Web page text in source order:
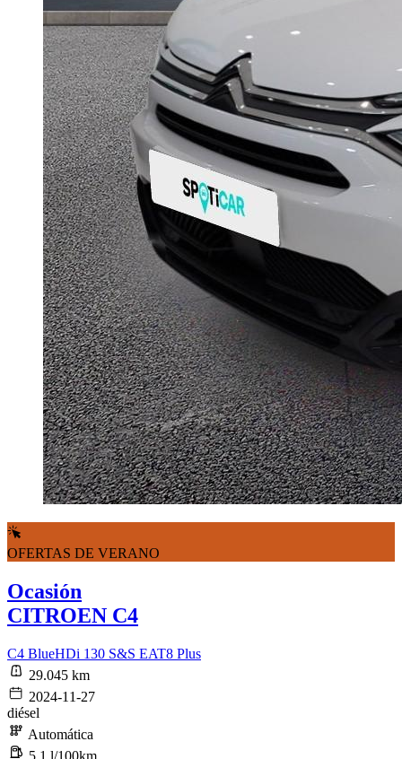
OFERTAS DE VERANO
Ocasión
CITROEN C4
C4 BlueHDi 130 S&S EAT8 Plus
29.045 km
2024-11-27
diésel
Automática
5,1 l/100km